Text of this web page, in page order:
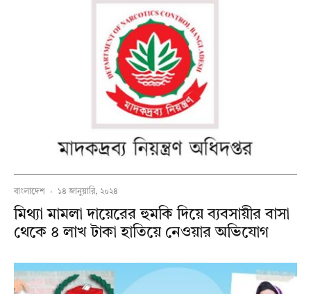
বাংলাদেশ · ১৪ জানুয়ারি, ২০২৪
মিথ্যা মামলা দায়েরের হুমকি দিয়ে ব্যবসায়ীর বাসা
থেকে ৪ লাখ টাকা হাতিয়ে নেওয়ার অভিযোগ